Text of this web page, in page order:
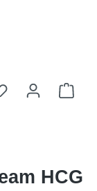
Du hast 0
HCG